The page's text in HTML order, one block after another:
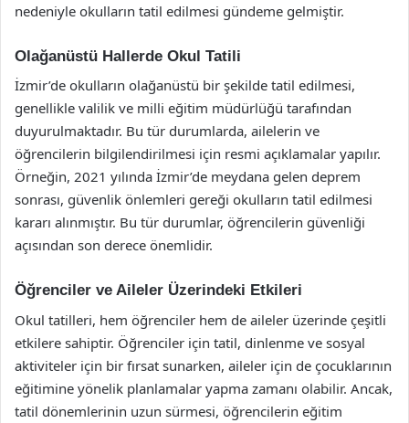
nedeniyle okulların tatil edilmesi gündeme gelmiştir.
Olağanüstü Hallerde Okul Tatili
İzmir’de okulların olağanüstü bir şekilde tatil edilmesi,
genellikle valilik ve milli eğitim müdürlüğü tarafından
duyurulmaktadır. Bu tür durumlarda, ailelerin ve
öğrencilerin bilgilendirilmesi için resmi açıklamalar yapılır.
Örneğin, 2021 yılında İzmir’de meydana gelen deprem
sonrası, güvenlik önlemleri gereği okulların tatil edilmesi
kararı alınmıştır. Bu tür durumlar, öğrencilerin güvenliği
açısından son derece önemlidir.
Öğrenciler ve Aileler Üzerindeki Etkileri
Okul tatilleri, hem öğrenciler hem de aileler üzerinde çeşitli
etkilere sahiptir. Öğrenciler için tatil, dinlenme ve sosyal
aktiviteler için bir fırsat sunarken, aileler için de çocuklarının
eğitimine yönelik planlamalar yapma zamanı olabilir. Ancak,
tatil dönemlerinin uzun sürmesi, öğrencilerin eğitim